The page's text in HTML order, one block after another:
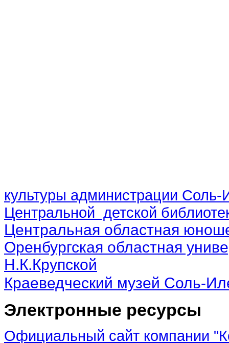
культуры администрации Соль-
Центральной детской
Центральная областная
Оренбургская областная
Н.К.Крупской
Краеведческий музей Соль-
Электронные ресурсы
Официальный сайт компании